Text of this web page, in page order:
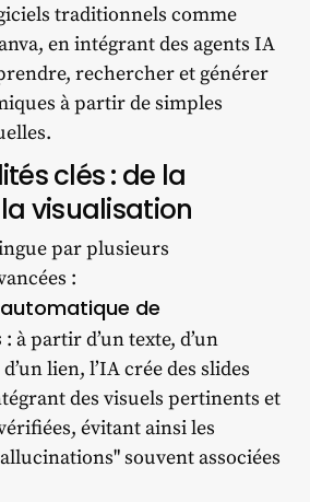
traditionnels comme
en intégrant des agents IA
rechercher et générer
à partir de simples
clés : de la
visualisation
par plusieurs
:
de
: à partir d’un texte, d’un
lien, l’IA crée des slides
des visuels pertinents et
évitant ainsi les
souvent associées